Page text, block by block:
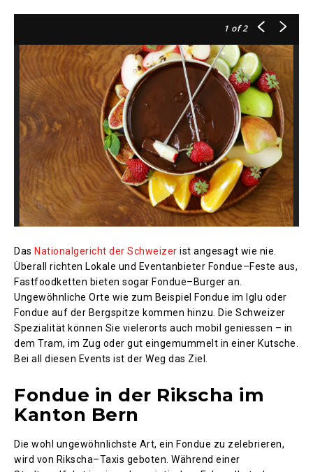
1 of 2
Das Nationalgericht der Schweizer ist angesagt wie nie.
Überall richten Lokale und Eventanbieter Fondue–Feste aus,
Fastfoodketten bieten sogar Fondue–Burger an.
Ungewöhnliche Orte wie zum Beispiel Fondue im Iglu oder
Fondue auf der Bergspitze kommen hinzu. Die Schweizer
Spezialität können Sie vielerorts auch mobil geniessen – in
dem Tram, im Zug oder gut eingemummelt in einer Kutsche.
Bei all diesen Events ist der Weg das Ziel.
Fondue in der Rikscha im
Kanton Bern
Die wohl ungewöhnlichste Art, ein Fondue zu zelebrieren,
wird von Rikscha–Taxis geboten. Während einer